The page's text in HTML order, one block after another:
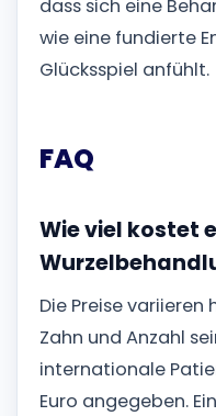
dass sich eine
wie eine fundierte
Glücksspiel anfühlt.
FAQ
Wie viel kostet
Die Preise
Zahn und Anzahl
internationale
Euro angegeben.